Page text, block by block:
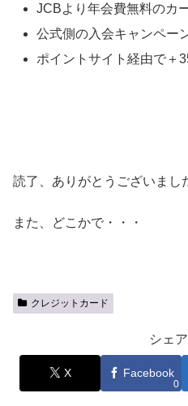
JCBより年会費無料のカ
公式側の入会キャンペー
ポイントサイト経由で＋
読了、ありがとうございまし
また、どこかで・・・
クレジットカード
シェ
X Facebook
0